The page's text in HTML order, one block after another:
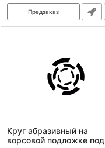
Предзаказ
Круг абразивный на
ворсовой подложке под